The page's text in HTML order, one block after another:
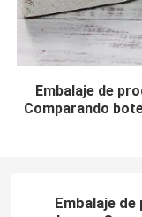
Embalaje de
Comparando
Embalaje